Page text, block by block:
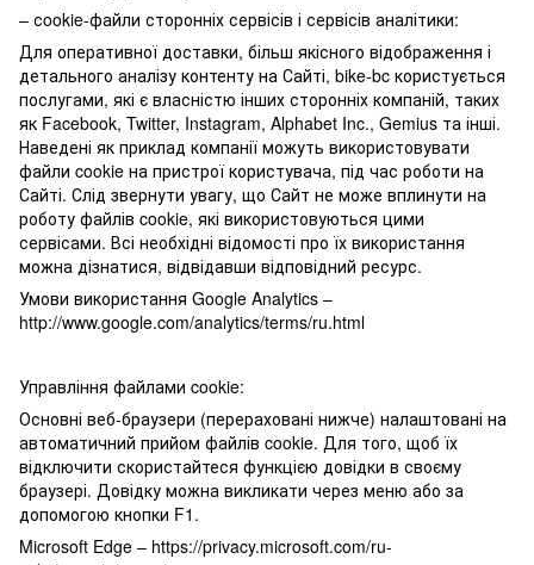
– сookie-файли сторонніх сервісів і сервісів аналітики:
Для оперативної доставки, більш якісного відображення і
детального аналізу контенту на Сайті, bike-bc користується
послугами, які є власністю інших сторонніх компаній, таких
як Facebook, Twitter, Instagram, Alphabet Inc., Gemius та інші.
Наведені як приклад компанії можуть використовувати
файли cookie на пристрої користувача, під час роботи на
Сайті. Слід звернути увагу, що Сайт не може вплинути на
роботу файлів cookie, які використовуються цими
сервісами. Всі необхідні відомості про їх використання
можна дізнатися, відвідавши відповідний ресурс.
Умови використання Google Analytics –
http://www.google.com/analytics/terms/ru.html
Управління файлами cookie:
Основні веб-браузери (перераховані нижче) налаштовані на
автоматичний прийом файлів cookie. Для того, щоб їх
відключити скористайтеся функцією довідки в своєму
браузері. Довідку можна викликати через меню або за
допомогою кнопки F1.
Microsoft Edge – https://privacy.microsoft.com/ru-